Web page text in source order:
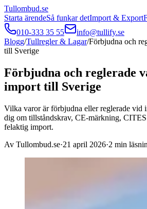
Tullombud.se
Starta ärendeSå funkar detImport & Export
010-333 35 55
info@tullify.se
Blogg/Tullregler & Lagar/Förbjudna och
till Sverige
Förbjudna och reglerade
import till Sverige
Vilka varor är förbjudna eller reglerade vid
dig om tillståndskrav, CE-märkning,
felaktig import.
Av Tullombud.se·21 april 2026·2 min